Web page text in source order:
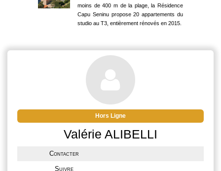
moins de 400 m de la plage, la Résidence
Capu Seninu propose 20 appartements du
studio au T3, entièrement rénovés en 2015.
Corse du Sud, surplombant le fleuve et à
moins de 400 m de la plage, la Résidence
Capu Seninu propose 20 appartements du
studio au T3, entièrement rénovés en 2015.
Hors Ligne
Valérie ALIBELLI
Contacter
Suivre